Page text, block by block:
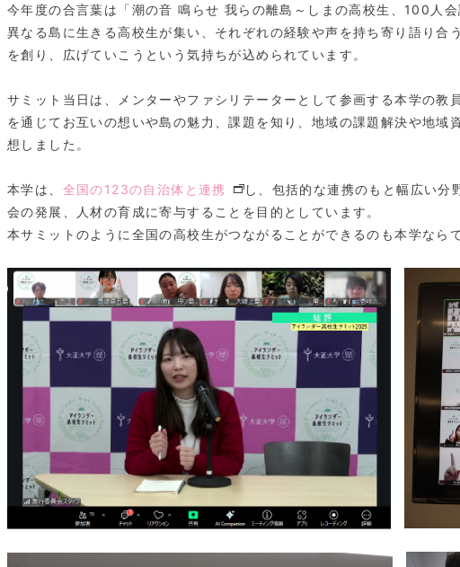
今年度の合言葉は「潮の音 鳴らせ 我らの離島～しまの高校生、100人
異なる島に生きる高校生が集い、それぞれの経験や声を持ち寄り語り
を創り、広げていこうという気持ちが込められています。
サミット当日は、メンターやファシリテーターとして参画する本学の
を通じてお互いの想いや島の魅力、課題を知り、地域の課題解決や地
想しました。
本学は、 全国の123の自治体と連携
し、包括的な連携のもと幅広い分
会の発展、人材の育成に寄与することを目的としています。
本サミットのように全国の高校生がつながることができるのも本学なら